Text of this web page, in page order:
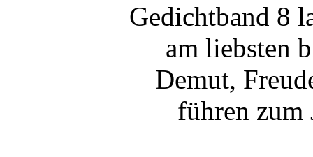
Gedichtband 8
am liebsten
Demut,
führen zum